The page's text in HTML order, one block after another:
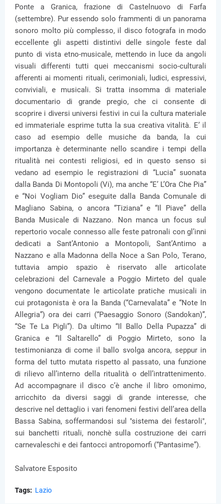
Ponte a Granica, frazione di Castelnuovo di Farfa
(settembre). Pur essendo solo frammenti di un panorama
sonoro molto più complesso, il disco fotografa in modo
eccellente gli aspetti distintivi delle singole feste dal
punto di vista etno-musicale, mettendo in luce da angoli
visuali differenti tutti quei meccanismi socio-culturali
afferenti ai momenti rituali, cerimoniali, ludici, espressivi,
conviviali, e musicali. Si tratta insomma di materiale
documentario di grande pregio, che ci consente di
scoprire i diversi universi festivi in cui la cultura materiale
ed immateriale esprime tutta la sua creativa vitalità. E’ il
caso ad esempio delle musiche da banda, la cui
importanza è determinante nello scandire i tempi della
ritualità nei contesti religiosi, ed in questo senso si
vedano ad esempio le registrazioni di “Lucia” suonata
dalla Banda Di Montopoli (Vi), ma anche “E’ L’Ora Che Pia”
e “Noi Vogliam Dio” eseguite dalla Banda Comunale di
Magliano Sabina, o ancora “Tiziana” e “Il Piave” della
Banda Musicale di Nazzano. Non manca un focus sul
repertorio vocale connesso alle feste patronali con gl’inni
dedicati a Sant’Antonio a Montopoli, Sant’Antimo a
Nazzano e alla Madonna della Noce a San Polo, Terano,
tuttavia ampio spazio è riservato alle articolate
celebrazioni del Carnevale a Poggio Mirteto del quale
vengono documentate le articolate pratiche musicali in
cui protagonista è ora la Banda (“Carnevalata” e “Note In
Allegria”) ora dei carri (“Paesaggio Sonoro (Sandokan)”,
“Se Te La Pigli”). Da ultimo “Il Ballo Della Pupazza” di
Granica e “Il Saltarello” di Poggio Mirteto, sono la
testimonianza di come il ballo svolga ancora, seppur in
forma del tutto mutata rispetto al passato, una funzione
di rilievo all’interno della ritualità o dell’intrattenimento.
Ad accompagnare il disco c’è anche il libro omonimo,
arricchito da diversi saggi di grande interesse, che
descrive nel dettaglio i vari fenomeni festivi dell’area della
Bassa Sabina, soffermandosi sul "sistema dei festaroli",
sui banchetti rituali, nonchè sulla costruzione dei carri
carnevaleschi e dei fantocci antropomorfi (“Pantasime”).
Salvatore Esposito
Tags: Lazio